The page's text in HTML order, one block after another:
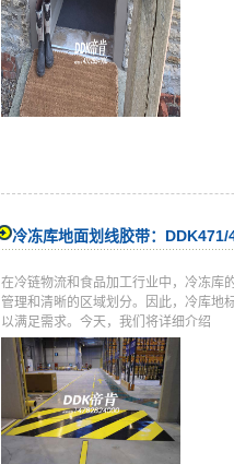
冷冻库地面划线胶带：
在冷链物流和食品加工行业中，冷冻库
管理和清晰的区域划分。因此，冷库地
以满足需求。今天，我们将详细介绍